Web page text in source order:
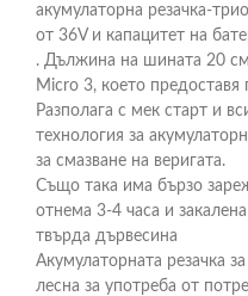
акумулаторна резачка-
от 36V и капацитет на
. Дължина на шината 20
Micro 3, което предоставя
Разполага с мек старт и
технология за
за смазване на веригата.
Също така има бързо
отнема 3-4 часа и
твърда дървесина
Акумулаторната резачка
лесна за употреба от